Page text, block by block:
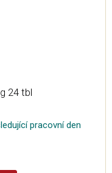
24 tbl
pracovní den